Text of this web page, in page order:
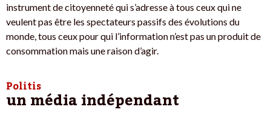
instrument de citoyenneté qui s’adresse à tous ceux qui ne
veulent pas être les spectateurs passifs des évolutions du
monde, tous ceux pour qui l’information n’est pas un produit de
consommation mais une raison d’agir.
Politis
un média indépendant